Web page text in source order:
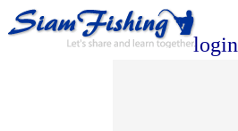
login